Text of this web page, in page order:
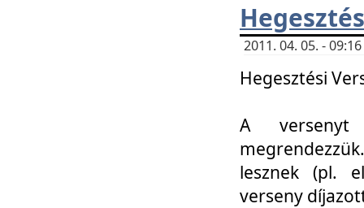
2011. 04. 05. -
Hegesztési
A versenyt
lesznek (pl.
verseny